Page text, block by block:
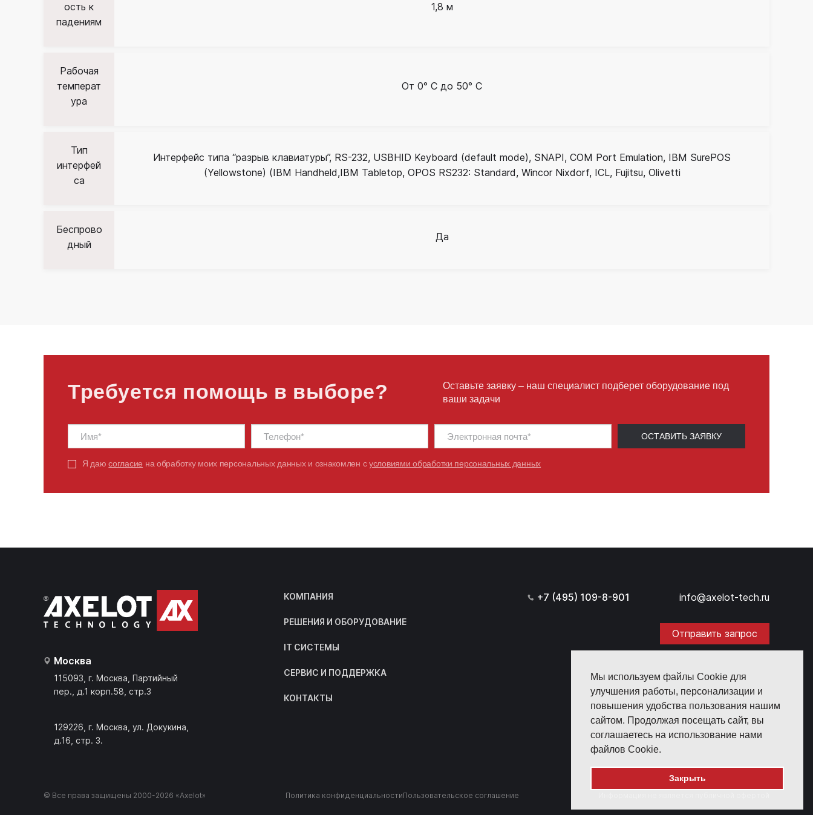
Мы используем файлы Cookie для
улучшения работы, персонализации и
повышения удобства пользования нашим
сайтом. Продолжая посещать сайт, вы
соглашаетесь на использование нами
файлов Cookie.
Закрыть
ость к
падениям
1,8 м
Рабочая
температ
ура
От 0° C до 50° C
Тип
интерфей
са
Интерфейс типа “разрыв клавиатуры”, RS-232, USBHID Keyboard (default mode), SNAPI, COM Port Emulation, IBM SurePOS
(Yellowstone) (IBM Handheld,IBM Tabletop, OPOS RS232: Standard, Wincor Nixdorf, ICL, Fujitsu, Olivetti
Беспрово
дный
Да
Требуется помощь в выборе?
Оставьте заявку – наш специалист подберет оборудование под
ваши задачи
ОСТАВИТЬ ЗАЯВКУ
Я даюсогласие на обработку моих персональных данных и ознакомлен сусловиями обработки персональных данных
Москва
115093, г. Москва, Партийный
пер., д.1 корп.58, стр.3
129226, г. Москва, ул. Докукина,
д.16, стр. 3.
КОМПАНИЯ
РЕШЕНИЯ И ОБОРУДОВАНИЕ
IT СИСТЕМЫ
СЕРВИС И ПОДДЕРЖКА
КОНТАКТЫ
+7 (495) 109-8-901 info@axelot-tech.ru
Отправить запрос
© Все права защищены 2000-2026 «Axelot» Политика конфиденциальностиПользовательское соглашение